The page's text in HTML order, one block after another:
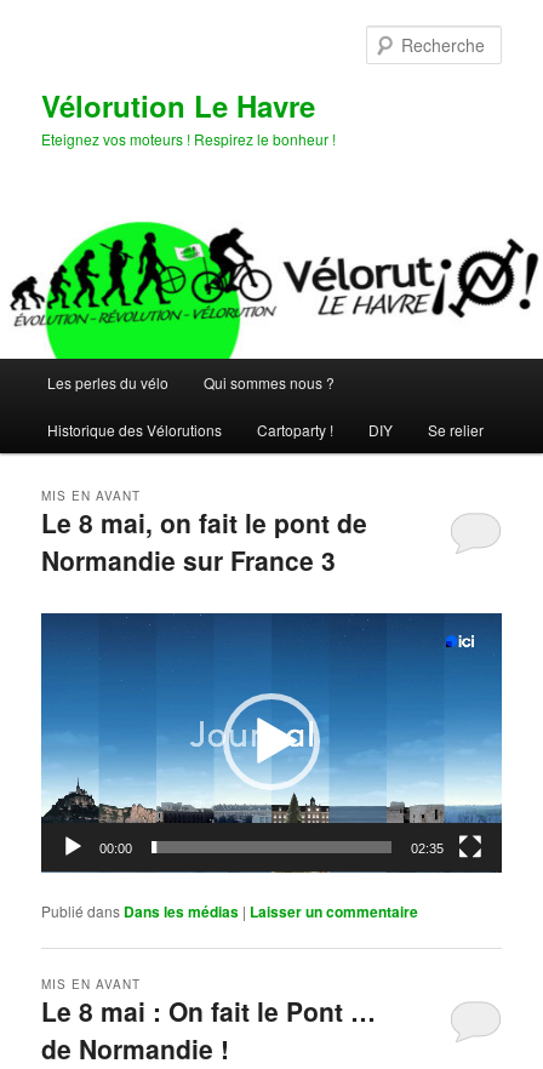
Vélorution Le Havre
Eteignez vos moteurs ! Respirez le bonheur !
principal
Les perles du vélo Qui sommes nous ?
Historique des Vélorutions Cartoparty ! DIY Se relier
Le 8 mai, on fait le pont de
Normandie sur France 3
MIS EN AVANT
00:00 02:35
Publié dans Dans les médias | Laisser un commentaire
Le 8 mai : On fait le Pont …
de Normandie !
MIS EN AVANT